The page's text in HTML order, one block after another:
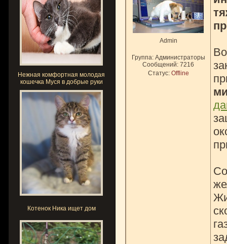
Нежная комфортная молодая
кошечка Муся в добрые руки
Котенок Ника ищет дом
Admin
Группа: Администраторы
Сообщений: 7216
Статус: Offline